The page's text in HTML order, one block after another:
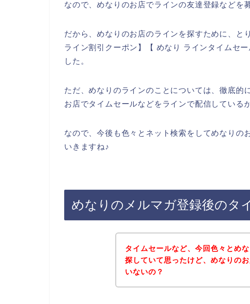
なので、めなりのお店でラインの友達登録などを
だから、めなりのお店のラインを探すために、と
ライン割引クーポン】【 めなり ラインタイムセ
した。
ただ、めなりのラインのことについては、徹底的
お店でタイムセールなどをラインで配信している
なので、今後も色々とネット検索をしてめなりの
いきますね♪
めなりのメルマガ登録後のタ
タイムセールなど、今回色々とめ
探していて思ったけど、めなりの
いないの？